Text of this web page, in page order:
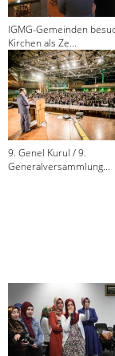
IGMG-Gemeinden
Kirchen als Ze...
9. Genel Kurul / 9.
Generalversammlung...